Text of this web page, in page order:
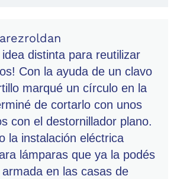
distinta para reutilizar
Con la ayuda de un clavo
marqué un círculo en la
de cortarlo con unos
con el destornillador plano.
la instalación eléctrica
lámparas que ya la podés
en las casas de